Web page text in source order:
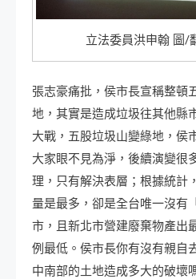
立法委員洪申翰 圖/
張志豪痛批，侯市長宣稱整頓
地，其實是造成垃圾往其他縣
大戰，五股垃圾山變綠地，侯
大家眼不見為淨，後續演變很
理，只有解決表層；根據統計
量是最多，卻是全台唯一沒有
市，且新北市營建廢棄物產出
例最低。侯市長你有沒有親自
中南部的土地造成多大的破壞